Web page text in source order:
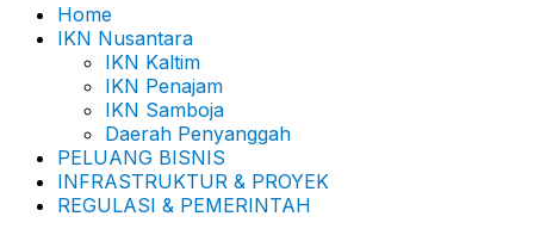
Home
IKN Nusantara
IKN Kaltim
IKN Penajam
IKN Samboja
Daerah Penyanggah
PELUANG BISNIS
INFRASTRUKTUR & PROYEK
REGULASI & PEMERINTAH